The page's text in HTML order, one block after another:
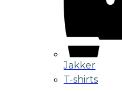
Jakker
T-shirts